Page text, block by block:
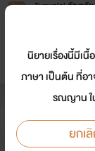
Tunwalai ธัญวลัย
หน้าแรก
ซีรีส์ซิง
ฟรีมีอีบุ๊ก]
นิยายเรื่องนี้มีเ
ภาษา เป็นต้น ที่อ
รณญาน ใ
ยกเ